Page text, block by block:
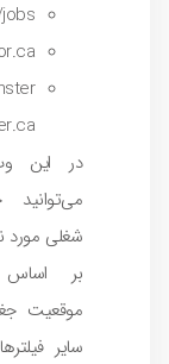
در این
شغلی مورد
بر
موقعیت
سایر